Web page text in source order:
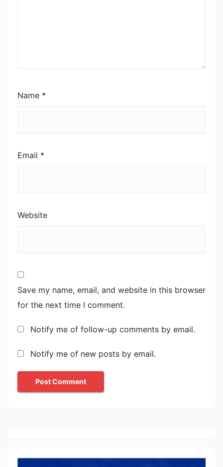
Name *
Email *
Website
Save my name, email, and website in this browser
for the next time I comment.
Notify me of follow-up comments by email.
Notify me of new posts by email.